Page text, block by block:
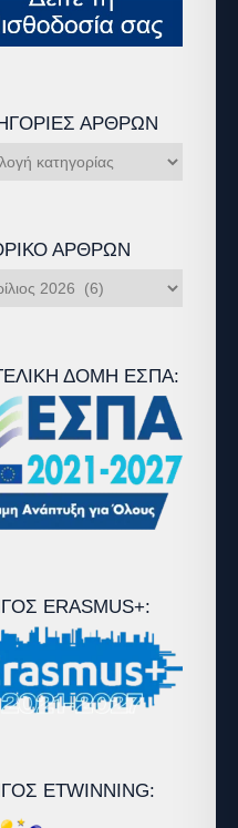
ΆΡΘΡΩΝ
ΆΡΘΡΩΝ
ΔΟΜΉ ΕΣΠΑ:
ERASMUS+:
ETWINNING: